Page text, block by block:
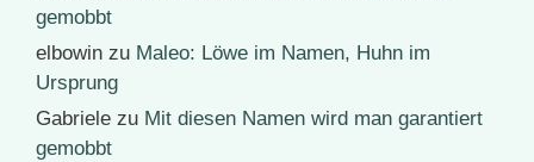
gemobbt
elbowin zu Maleo: Löwe im Namen, Huhn im
Ursprung
Gabriele zu Mit diesen Namen wird man garantiert
gemobbt